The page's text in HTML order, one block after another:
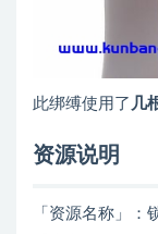
此绑缚使用了 几
资源说明
「资源名称」